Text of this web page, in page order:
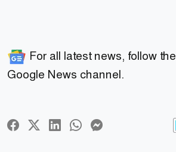
For all latest news, follow the
Google News channel.